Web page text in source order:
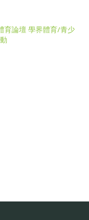
育論壇 學界體育/青少